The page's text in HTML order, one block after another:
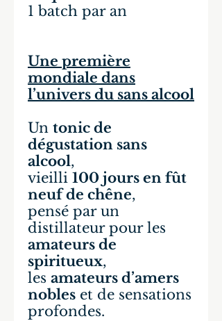
1 batch par an
Une première
mondiale dans
l’univers du sans alcool
Un tonic de
dégustation sans
alcool,
vieilli 100 jours en fût
neuf de chêne,
pensé par un
distillateur pour les
amateurs de
spiritueux,
les amateurs d’amers
nobles et de sensations
profondes.